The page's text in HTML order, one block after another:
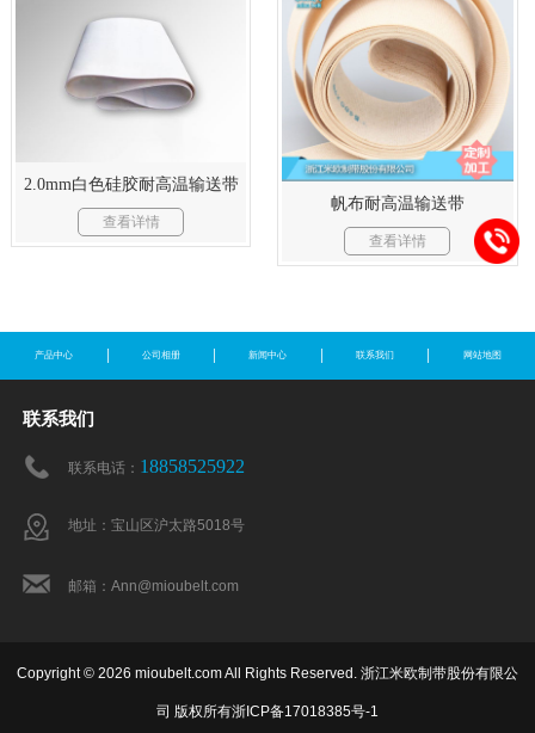
2.0mm白色硅胶耐高温输送带
查看详情
帆布耐高温输送带
查看详情
产品中心 公司相册 新闻中心 联系我们 网站地图
联系我们
联系电话： 18858525922
地址：宝山区沪太路5018号
邮箱：Ann@mioubelt.com
Copyright © 2026 mioubelt.com All Rights Reserved. 浙江米欧制带股份有限公
司 版权所有浙ICP备17018385号-1